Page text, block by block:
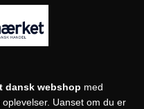
dansk webshop med
Uanset om du er